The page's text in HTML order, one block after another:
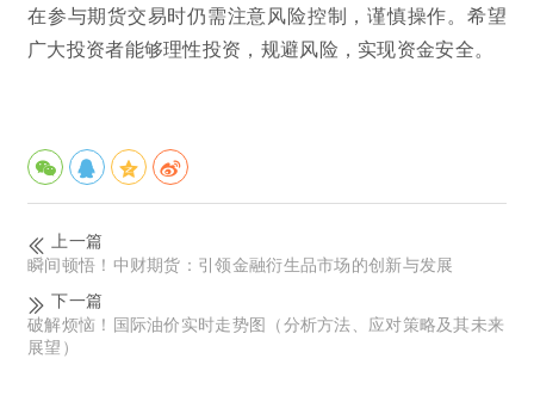
在参与期货交易时仍需注意风险控制，谨慎操作。希望
广大投资者能够理性投资，规避风险，实现资金安全。
上一篇
瞬间顿悟！中财期货：引领金融衍生品市场的创新与发展
下一篇
破解烦恼！国际油价实时走势图（分析方法、应对策略及其未来
展望）